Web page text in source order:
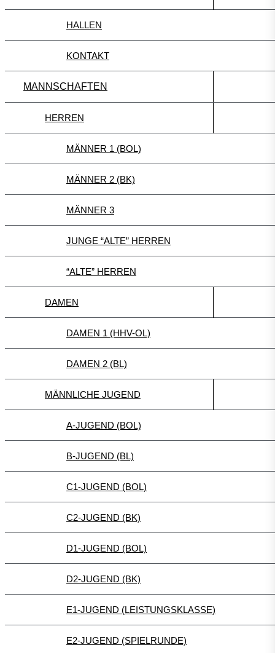
HALLEN
KONTAKT
MANNSCHAFTEN
HERREN
MÄNNER 1 (BOL)
MÄNNER 2 (BK)
MÄNNER 3
JUNGE “ALTE” HERREN
“ALTE” HERREN
DAMEN
DAMEN 1 (HHV-OL)
DAMEN 2 (BL)
MÄNNLICHE JUGEND
A-JUGEND (BOL)
B-JUGEND (BL)
C1-JUGEND (BOL)
C2-JUGEND (BK)
D1-JUGEND (BOL)
D2-JUGEND (BK)
E1-JUGEND (LEISTUNGSKLASSE)
E2-JUGEND (SPIELRUNDE)